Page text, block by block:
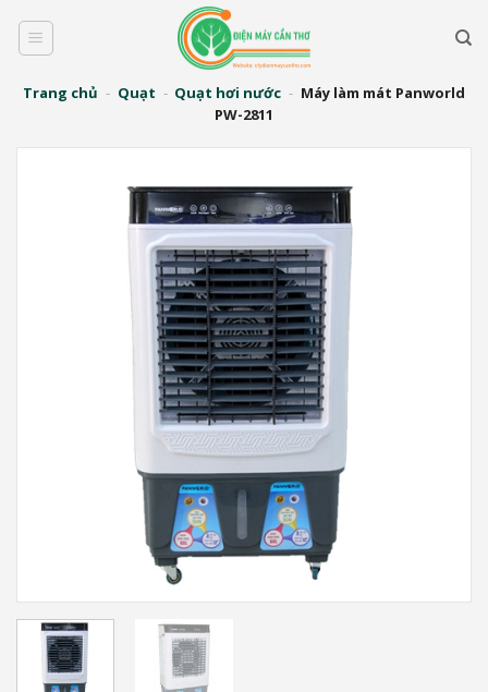
qua
dungTrang chủ - Quạt - Quạt hơi nước - Máy làm mát Panworld
PW-2811